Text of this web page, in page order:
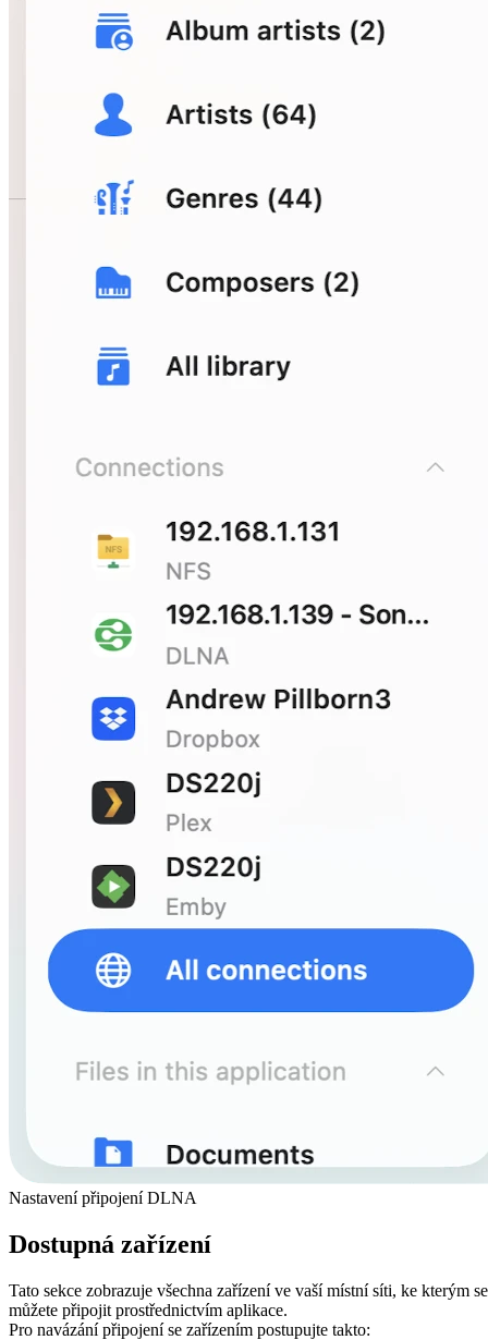
Nastavení připojení DLNA
Dostupná zařízení
Tato sekce zobrazuje všechna zařízení ve vaší místní síti, ke kterým se
můžete připojit prostřednictvím aplikace.
Pro navázání připojení se zařízením postupujte takto: